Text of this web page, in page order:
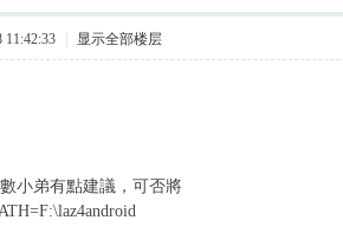
11:42:33 显示全部楼层
小弟有點建議，可否將